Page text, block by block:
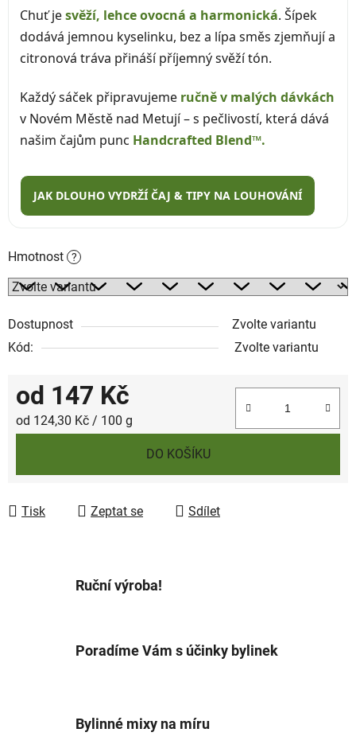
Chuť jesvěží, lehce ovocná a harmonická. Šípek
dodává jemnou kyselinku, bez a lípa směs zjemňují a
citronová tráva přináší příjemný svěží tón.
Každý sáček připravujeme ručně v malých dávkách
v Novém Městě nad Metují – s pečlivostí, která dává
našim čajům punc Handcrafted Blend™.
JAK DLOUHO VYDRŽÍ ČAJ & TIPY NA LOUHOVÁNÍ
Hmotnost ?
Dostupnost
Zvolte variantu
Kód:
Zvolte variantu
od 147 Kč
Měrná cena:
od 124,30 Kč / 100 g
DO KOŠÍKU
Tisk Zeptat se Sdílet
Ruční výroba!
Poradíme Vám s účinky bylinek
Bylinné mixy na míru